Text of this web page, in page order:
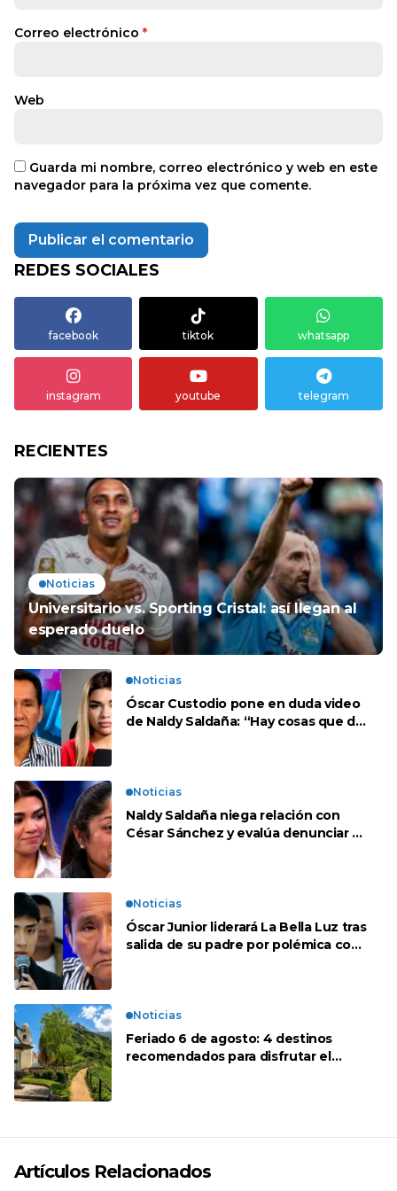
Correo electrónico *
Web
Guarda mi nombre, correo electrónico y web en este
navegador para la próxima vez que comente.
REDES SOCIALES
facebook tiktok whatsapp
instagram youtube telegram
RECIENTES
Noticias
Universitario vs. Sporting Cristal: así llegan al
esperado duelo
Noticias
Óscar Custodio pone en duda video
de Naldy Saldaña: “Hay cosas que de
Noticias
Naldy Saldaña niega relación con
César Sánchez y evalúa denunciar a
Noticias
Óscar Junior liderará La Bella Luz tras
salida de su padre por polémica con
Noticias
Feriado 6 de agosto: 4 destinos
recomendados para disfrutar el
Artículos Relacionados